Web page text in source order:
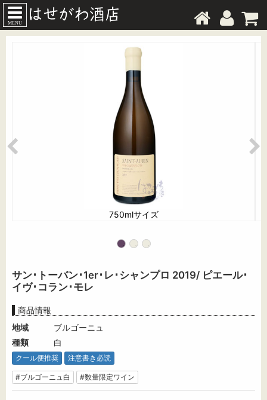
MENU
750mlサイズ
サン･トーバン･1er･レ･シャンプロ 2019/ ピエール･
イヴ･コラン･モレ
商品情報
地域
ブルゴーニュ
種類
白
クール便推奨 注意書き必読
#ブルゴーニュ白 #数量限定ワイン